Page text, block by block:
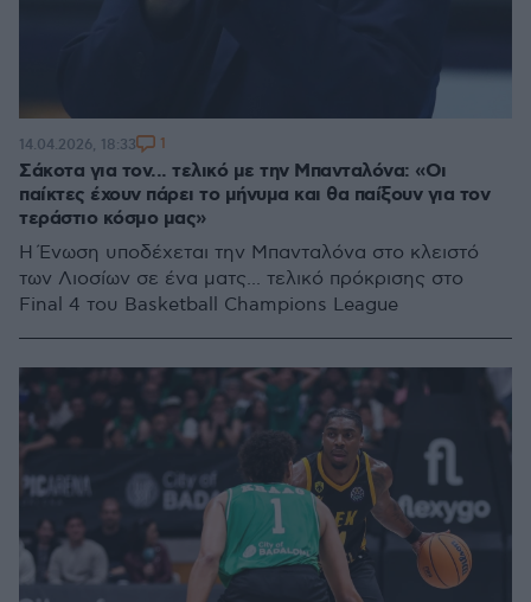
Σάκοτα για τον... τελικό με την Μπανταλόνα: «Οι
παίκτες έχουν πάρει το μήνυμα και θα παίξουν για τον
τεράστιο κόσμο μας»
Η Ένωση υποδέχεται την Μπανταλόνα στο κλειστό
των Λιοσίων σε ένα ματς... τελικό πρόκρισης στο
Final 4 του Basketball Champions League
14.04.2026, 18:33 1